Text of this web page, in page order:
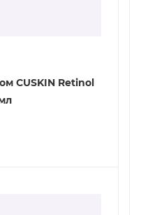
CUSKIN Retinol
мл